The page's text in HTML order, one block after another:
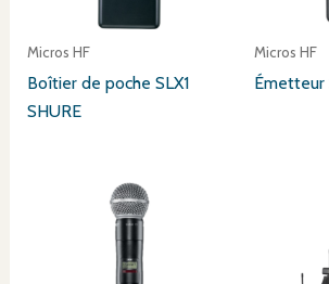
Micros HF
Boîtier de poche SLX1
SHURE
Micros HF
Émetteur